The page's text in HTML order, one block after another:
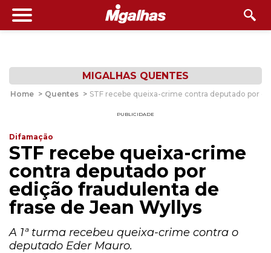
MIGALHAS QUENTES
Home > Quentes > STF recebe queixa-crime contra deputado por
PUBLICIDADE
Difamação
STF recebe queixa-crime
contra deputado por
edição fraudulenta de
frase de Jean Wyllys
A 1ª turma recebeu queixa-crime contra o
deputado Eder Mauro.